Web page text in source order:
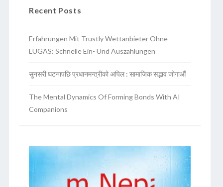
Recent Posts
Erfahrungen Mit Trustly Wettanbieter Ohne
LUGAS: Schnelle Ein- Und Auszahlungen
सुनसरी घटनापछि प्रधानमन्त्रीको अपिल : सामाजिक सद्भाव जोगाऔं
The Mental Dynamics Of Forming Bonds With AI
Companions